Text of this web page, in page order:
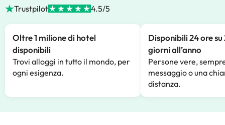
Trustpilot 4.5/5
Oltre 1 milione di hotel
disponibili
Trovi alloggi in tutto il mondo, per
ogni esigenza.
Disponibili 24 ore su
giorni all’anno
Persone vere,
messaggio o una
distanza.